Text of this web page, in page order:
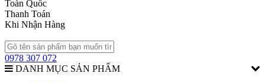
Toàn Quốc
Thanh Toán
Khi Nhận Hàng
0978 307 072
DANH MỤC SẢN PHẨM